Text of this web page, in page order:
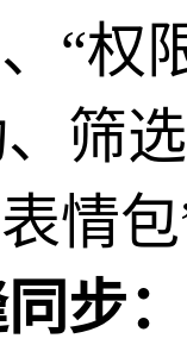
“权
筛
情
步：